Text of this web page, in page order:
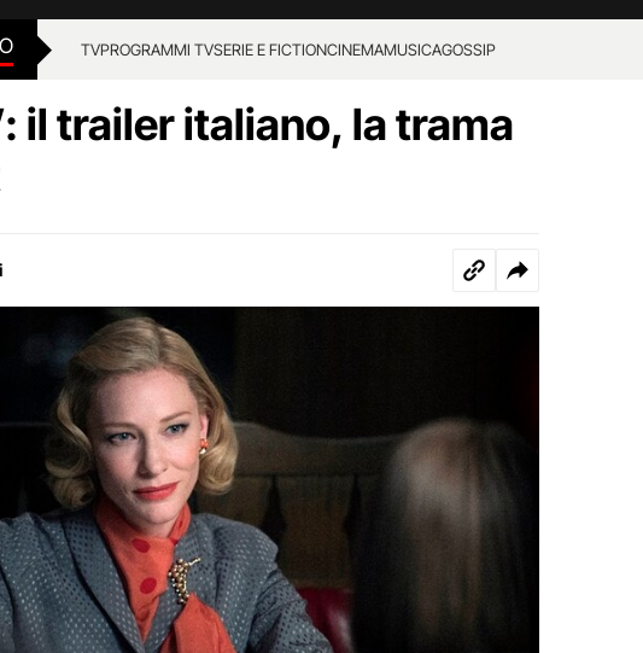
TVPROGRAMMI TVSERIE E FICTIONCINEMAMUSICAGOSSIP
il trailer italiano, la trama